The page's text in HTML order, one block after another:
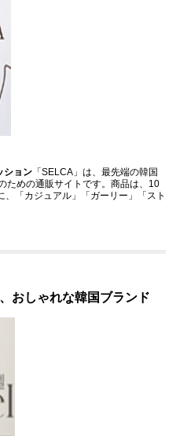
ション 「SELCA」は、最先端の韓国
ための通販サイトです。商品は、10
「カジュアル」「ガーリー」「スト
おしゃれな韓国ブランド